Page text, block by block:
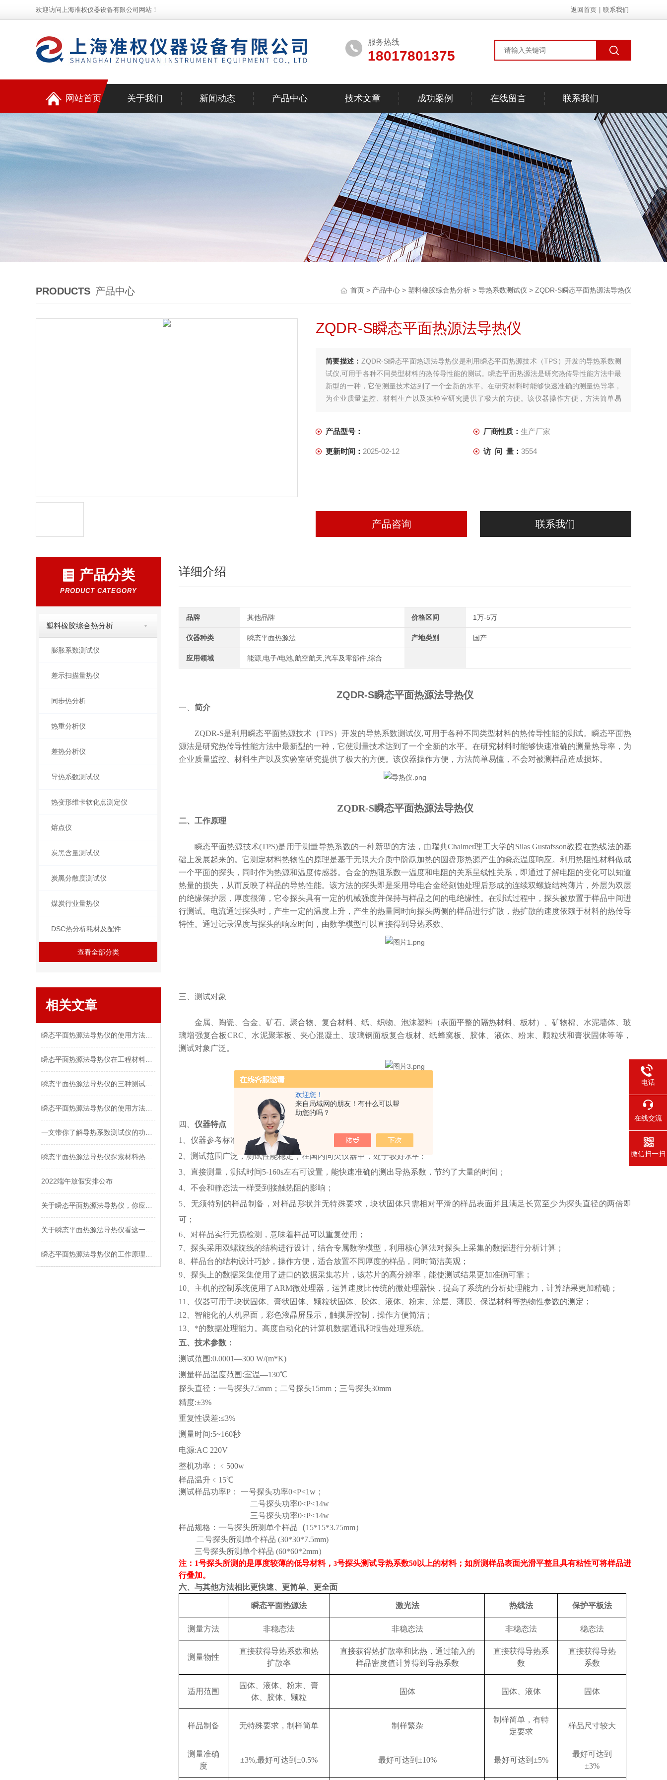
欢迎您！
来自局域网的朋友！有什么可以帮
助您的吗？
欢迎访问上海准权仪器设备有限公司网站！ 返回首页 联系我们
服务热线
18017801375
网站首页 关于我们 新闻动态 产品中心 技术文章 成功案例 在线留言 联系我们
PRODUCTS 产品中心 首页 > 产品中心 > 塑料橡胶综合热分析 > 导热系数测试仪 > ZQDR-S瞬态平面热源法导热仪
ZQDR-S瞬态平面热源法导热仪
简要描述： ZQDR-S瞬态平面热源法导热仪是利用瞬态平面热源技术（TPS）开发的导热系数测
试仪,可用于各种不同类型材料的热传导性能的测试。瞬态平面热源法是研究热传导性能方法中最
新型的一种，它使测量技术达到了一个全新的水平。在研究材料时能够快速准确的测量热导率，
为企业质量监控、材料生产以及实验室研究提供了极大的方便。该仪器操作方便，方法简单易
产品型号： 厂商性质： 生产厂家
更新时间： 2025-02-12 访 问 量： 3554
产品咨询 联系我们
产品分类
PRODUCT CATEGORY
塑料橡胶综合热分析
膨胀系数测试仪
差示扫描量热仪
同步热分析
热重分析仪
差热分析仪
导热系数测试仪
热变形维卡软化点测定仪
熔点仪
炭黑含量测试仪
炭黑分散度测试仪
煤炭行业量热仪
DSC热分析耗材及配件
查看全部分类
相关文章
2022端午放假安排公布
详细介绍
品牌 其他品牌 价格区间 1万-5万
仪器种类 瞬态平面热源法 产地类别 国产
应用领域 能源,电子/电池,航空航天,汽车及零部件,综合
ZQDR-S瞬态平面热源法导热仪
一、 简介
ZQDR-S是利用瞬态平面热源技术（TPS）开发的导热系数测试仪,可用于各种不同类型材料的热传导性能的测试。瞬态平面热
源法是研究热传导性能方法中最新型的一种，它使测量技术达到了一个全新的水平。在研究材料时能够快速准确的测量热导率，为
企业质量监控、材料生产以及实验室研究提供了极大的方便。该仪器操作方便，方法简单易懂，不会对被测样品造成损坏。
ZQDR-S瞬态平面热源法导热仪
二、 工作原理
瞬态平面热源技术(TPS)是 用于测量导热系数的一种新型的方法，由瑞典Chalmer理工大学的Silas Gustafsson教授在热线法的基
础上发展起来的。它测定材料热物性的原理是基于无限大介质中阶跃加热的圆盘形热源产生的瞬态温度响应。利用热阻性材料做成
一个平面的探头，同时作为热源和温度传感器。 合金的热阻系数一温度和电阻的关系呈线性关系，即通过了解电阻的变化可以知道
热量的损失，从而反映了样品的导热性能。 该方法的探头即是采用导电合金经刻蚀处理后形成的连续双螺旋结构薄片 ， 外层为双层
的绝缘保护层，厚度很薄 ，它令探头具有一定的机械强度并保持与样品之间的电绝缘性。在测试过程中，探头被放置于样品中间进
行测试。电流通过探头时，产生一定的温度上升，产生的热量同时向探头两侧的样品进行扩散，热扩散的速度依赖于材料的热传导
特性。通过记录温度与探头的响应时间，由数学模型可以直接得到导热系数。
三、 测试对象
金属、陶瓷、合金、矿石、聚合物、复合材料、纸、织物、泡沫塑料（表面平整的隔热材料、板材）
矿物棉、水泥墙体、玻
璃增强复合板CRC、水泥聚苯板、夹心混凝土、玻璃钢面板复合板材、纸蜂窝板 、胶体、液体、粉末、颗粒状和膏状固体等等，
测试对象广泛 。
四、 仪器特点
1、仪器参考标准：
ISO 22007-2 2008
2、测试范围广泛，测试性能稳定，在国内同类仪器中，处于较好水平；
3、直接测量，测试时间5-160s左右可设置，能快速准确的测出导热系数，节约了大量的时间；
4、不会和静态法一样受到接触热阻的影响；
5、无须特别的样品制备，对样品形状并无特殊要求，块状固体只需相对平滑的样品表面并且满足长宽至少为探头直径的两倍即
可；
6、对样品实行无损检测，意味着样品可以重复使用；
7、探头采用双螺旋线的结构进行设计，结合专属数学模型，利用核心算法对探头上采集的数据进行分析计算；
8、样品台的结构设计巧妙，操作方便，适合放置不同厚度的样品，同时简洁美观；
9、探头上的数据采集使用了进口的数据采集芯片，该芯片的高分辨率，能使测试结果更加准确可靠；
10、主机的控制系统使用了ARM微处理器，运算速度比传统的微处理器快，提高了系统的分析处理能力，计算结果更加精确；
11、仪器可用于块状固体、膏状固体、颗粒状固体、胶体、液体、粉末、涂层、薄膜、保温材料等热物性参数的测定；
12、智能化的人机界面，彩色液晶屏显示，触摸屏控制，操作方便简洁；
13、*的数据处理能力。高度自动化的计算机数据通讯和报告处理系统。
五、 技术参数：
测试范围 :0.0001—300 W/(m*K)
测量样品温度范围 :室温—130℃
探头直径：一号探头7.5mm ；二号探头15mm ； 三号探头30mm
精度:±3%
重复性误差:≤3%
测量时间:5~160秒
电源:AC 220V
整机功率：﹤ 500w
样品温升 ﹤ 15℃
测试样品功率P ： 一号探头功率0<P<1w ；
二号探头功率0<P<14w
三号探头功率0<P<14w
样品规格：一号探头所测单个样品 （15*15*3.75mm）
二号探头所测单个样品 (30*30*7.5mm)
三号探头所测单个样品 (60*60*2mm）
注： 1号探头所测的是厚度较薄的低导材料，3号探头测试导热系数50以上的材料； 如所测样品表面光滑平整且具有粘性可将样品进
行叠加。
六、 与其他方法相比更快速、更简单、更全面
瞬态平面热源法 激光法 热线法 保护平板法
测量方法 非稳态法 非稳态法 非稳态法 稳态法
测量物性
直接获得导热系数和热
扩散率
直接获得热扩散率和比热，通过输入的
样品密度值计算得到导热系数
直接获得导热系
数
直接获得导热
系数
适用范围
固体、液体、粉末、膏
体、胶体、颗粒
固体 固体、液体 固体
样品制备 无特殊要求，制样简单 制样繁杂
制样简单，有特
定要求
样品尺寸较大
测量准确
度
±3%,最好可达到±0.5% 最好可达到 ±10% 最好可达到 ±5%
最好可达到
±3%
电话
在线交流
微信扫一扫